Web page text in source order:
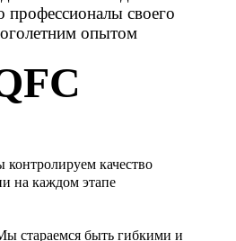
профессионалы своего
опытом
FC
качество
на каждом этапе
стараемся быть гибкими и